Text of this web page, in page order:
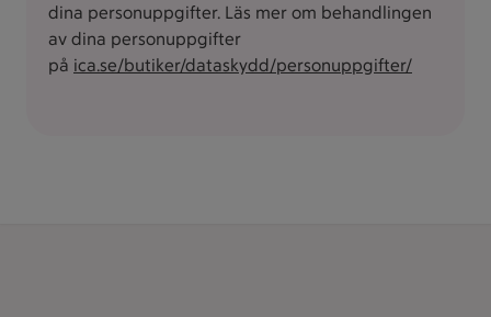
dina personuppgifter. Läs mer om behandlingen
av dina personuppgifter
på ica.se/butiker/dataskydd/personuppgifter/